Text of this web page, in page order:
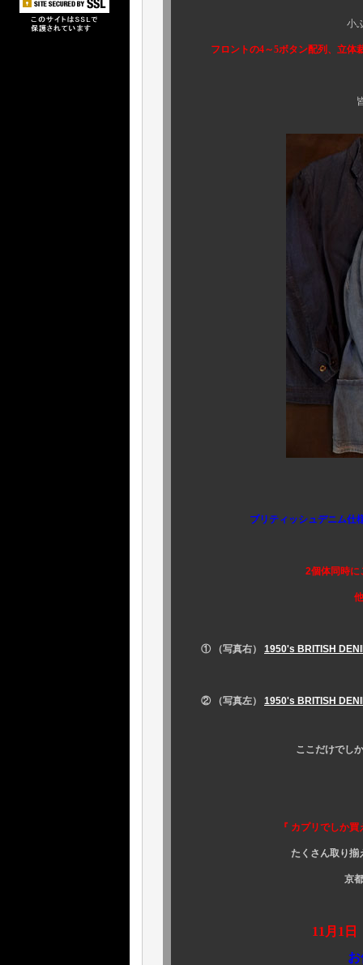
小ぶりなラペル形状
フロントの4～5ボタン配列、立体
皆様方、是非とも
ブリティッシュデニム仕
2個体同時にご検討、ご比
他に早々ないかと自
① （写真右） 1950's BRITISH
② （写真左） 1950's BRITISH
ここだけでしか手に
『 カプリでしか買え
たくさん取り揃えて、皆様
京
11月1日
お休み とさせ